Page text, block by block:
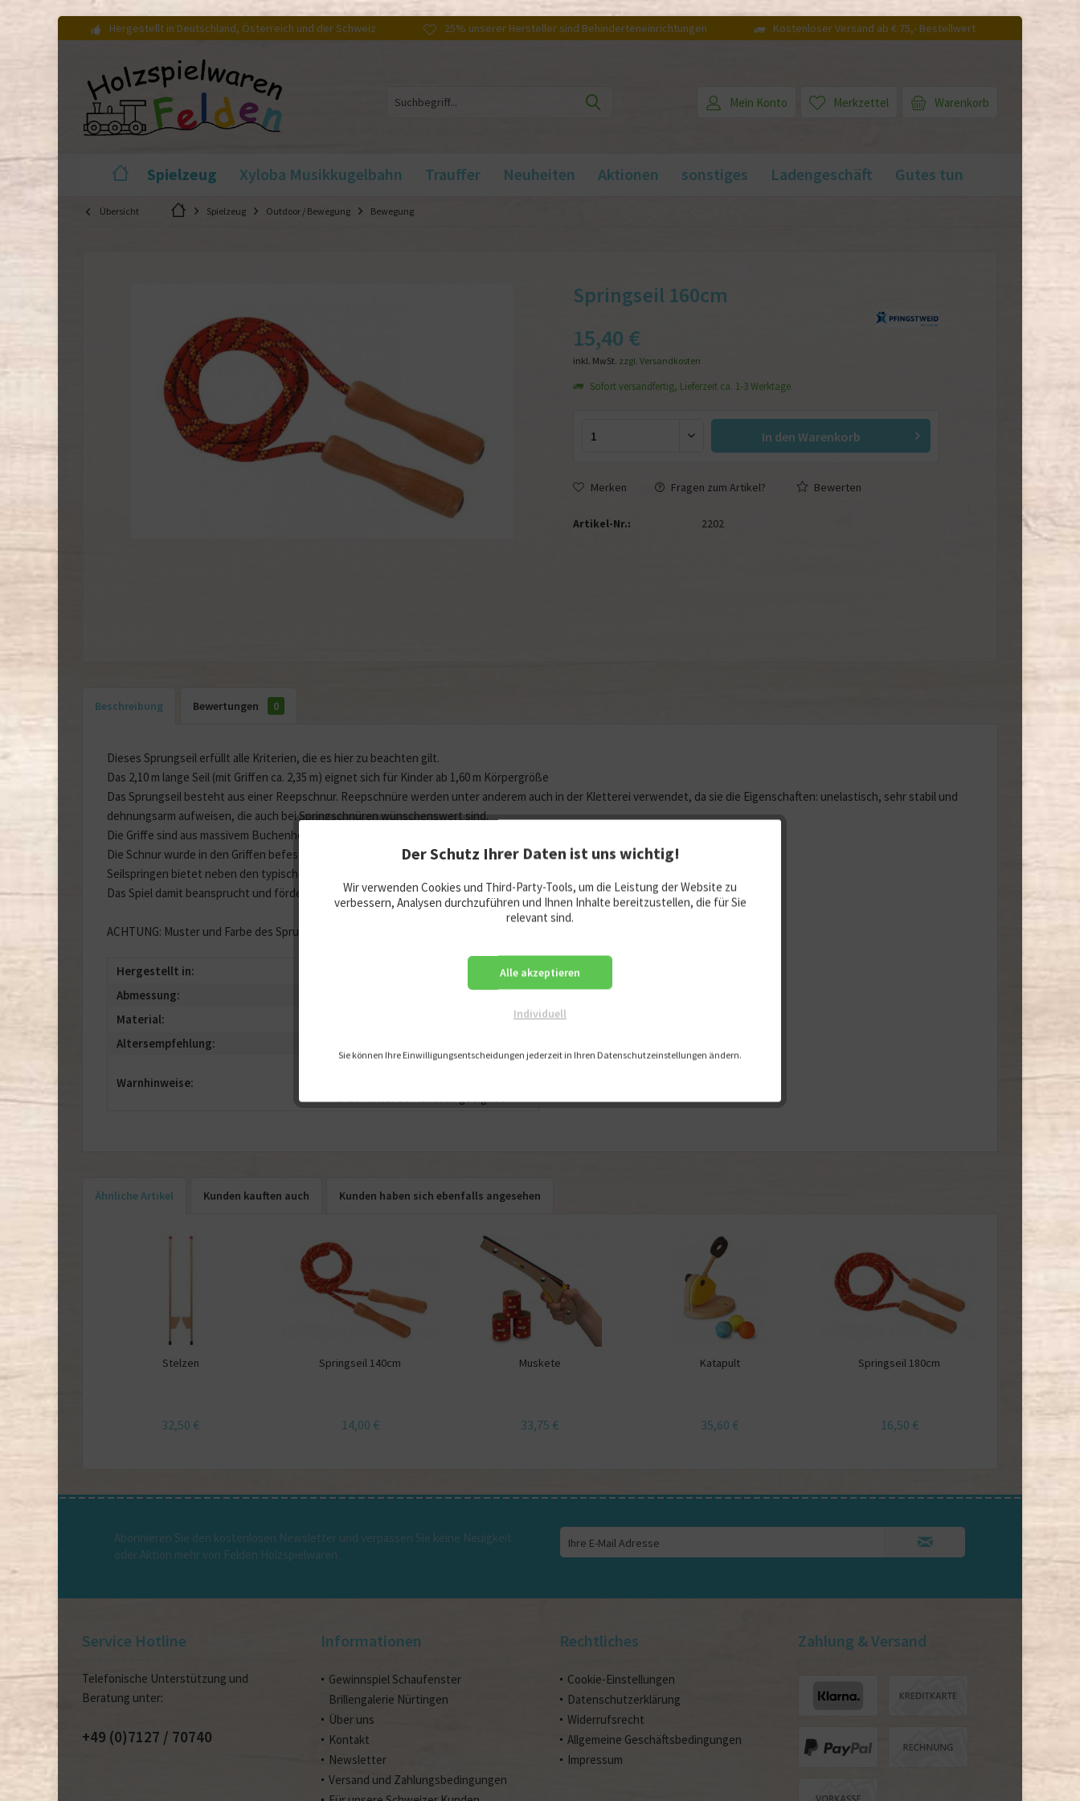
Hergestellt in Deutschland, Österreich und der Schweiz 25% unserer Hersteller sind Behinderteneinrichtungen Kostenloser Versand ab € 75,- Bestellwert
Warenkorb
Merkzettel
Mein Konto
Spielzeug Xyloba Musikkugelbahn Trauffer Neuheiten Aktionen sonstiges Ladengeschäft Gutes tun
Der Schutz Ihrer Daten ist uns wichtig!
Wir verwenden Cookies und Third-Party-Tools, um die Leistung der Website zu
verbessern, Analysen durchzuführen und Ihnen Inhalte bereitzustellen, die für Sie
relevant sind.
Individuell
Alle akzeptieren
Sie können Ihre Einwilligungsentscheidungen jederzeit in Ihren Datenschutzeinstellungen ändern.
Übersicht Spielzeug Outdoor / Bewegung Bewegung
Springseil 160cm
15,40 €
inkl. MwSt. zzgl. Versandkosten
Sofort versandfertig, Lieferzeit ca. 1-3 Werktage.
In den Warenkorb
Merken Fragen zum Artikel? Bewerten
Artikel-Nr.: 2202
Beschreibung Bewertungen 0
Dieses Sprungseil erfüllt alle Kriterien, die es hier zu beachten gilt.
Das 2,10 m lange Seil (mit Griffen ca. 2,35 m) eignet sich für Kinder ab 1,60 m Körpergröße
Das Sprungseil besteht aus einer Reepschnur. Reepschnüre werden unter anderem auch in der Kletterei verwendet, da sie die Eigenschaften: unelastisch, sehr stabil und
dehnungsarm aufweisen, die auch bei Springschnüren wünschenswert sind.
Die Griffe sind aus massivem Buchenholz und ergonomisch geformt.
Die Schnur wurde in den Griffen befestigt, sodass sich das Seil beim Springen nicht eindreht.
Seilspringen bietet neben den typischen Springen noch viele andere Möglichkeiten damit zu spielen.
Das Spiel damit beansprucht und fördert Konzentration, Koordination und Körperbeherrschung.
ACHTUNG: Muster und Farbe des Sprungseiles muss nicht der Abbildung entsprechen
Hergestellt in:
Abmessung:
210 cm lange Seil (mit Griffen ca. 235 cm)
Material:
Altersempfehlung:
Warnhinweise:
Kinder unter 36 Monaten geeignet.
Ähnliche Artikel Kunden kauften auch Kunden haben sich ebenfalls angesehen
Stelzen
32,50 €
Springseil 140cm
14,00 €
Muskete
33,75 €
Katapult
35,60 €
Springseil 180cm
16,50 €
Abonnieren Sie den kostenlosen Newsletter und verpassen Sie keine Neuigkeit
oder Aktion mehr von Felden Holzspielwaren.
Service Hotline
Telefonische Unterstützung und
Beratung unter:
+49 (0)7127 / 70740
Informationen
Gewinnspiel Schaufenster
Brillengalerie Nürtingen
Über uns
Kontakt
Newsletter
Versand und Zahlungsbedingungen
Rechtliches
Cookie-Einstellungen
Datenschutzerklärung
Widerrufsrecht
Allgemeine Geschäftsbedingungen
Impressum
Zahlung & Versand